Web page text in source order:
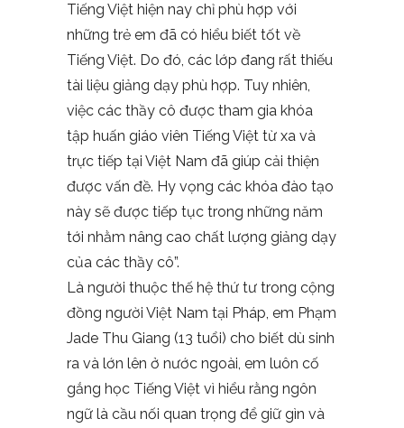
Tiếng Việt hiện nay chỉ phù hợp với
những trẻ em đã có hiểu biết tốt về
Tiếng Việt. Do đó, các lớp đang rất thiếu
tài liệu giảng dạy phù hợp. Tuy nhiên,
việc các thầy cô được tham gia khóa
tập huấn giáo viên Tiếng Việt từ xa và
trực tiếp tại Việt Nam đã giúp cải thiện
được vấn đề. Hy vọng các khóa đào tạo
này sẽ được tiếp tục trong những năm
tới nhằm nâng cao chất lượng giảng dạy
của các thầy cô”.
Là người thuộc thế hệ thứ tư trong cộng
đồng người Việt Nam tại Pháp, em Phạm
Jade Thu Giang (13 tuổi) cho biết dù sinh
ra và lớn lên ở nước ngoài, em luôn cố
gắng học Tiếng Việt vì hiểu rằng ngôn
ngữ là cầu nối quan trọng để giữ gìn và